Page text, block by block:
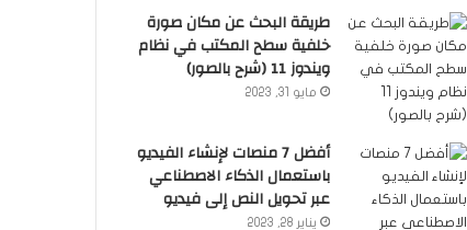
طريقة البحث عن مكان صورة
خلفية سطح المكتب في نظام
ويندوز 11 (شرح بالصور)
مايو 31, 2023
أفضل 7 منصات لإنشاء الفيديو
باستعمال الذكاء الاصطناعي
عبر تحويل النص إلى فيديو
يناير 28, 2023